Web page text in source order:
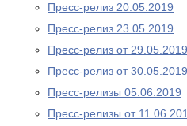
Пресс-релиз 20.05.2019
Пресс-релиз 23.05.2019
Пресс-релиз от 29.05.2019
Пресс-релиз от 30.05.2019
Пресс-релизы 05.06.2019
Пресс-релизы от